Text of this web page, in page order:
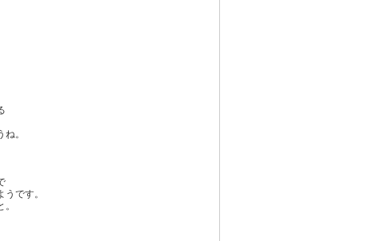
。
うです。